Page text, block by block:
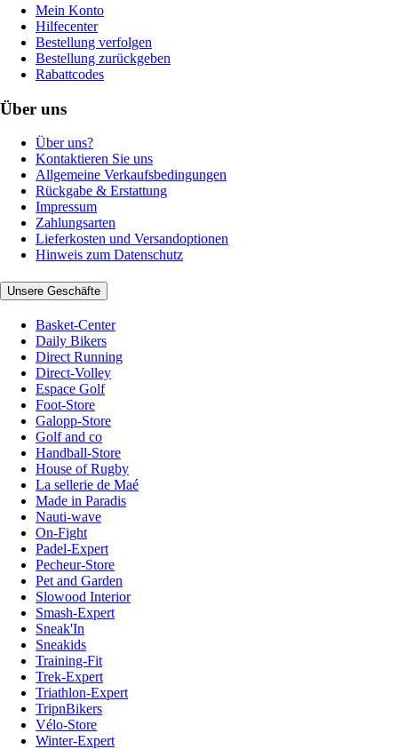
Mein Konto
Hilfecenter
Bestellung verfolgen
Bestellung zurückgeben
Rabattcodes
Über uns
Über uns?
Kontaktieren Sie uns
Allgemeine Verkaufsbedingungen
Rückgabe & Erstattung
Impressum
Zahlungsarten
Lieferkosten und Versandoptionen
Hinweis zum Datenschutz
Unsere Geschäfte
Basket-Center
Daily Bikers
Direct Running
Direct-Volley
Espace Golf
Foot-Store
Galopp-Store
Golf and co
Handball-Store
House of Rugby
La sellerie de Maé
Made in Paradis
Nauti-wave
On-Fight
Padel-Expert
Pecheur-Store
Pet and Garden
Slowood Interior
Smash-Expert
Sneak'In
Sneakids
Training-Fit
Trek-Expert
Triathlon-Expert
TripnBikers
Vélo-Store
Winter-Expert